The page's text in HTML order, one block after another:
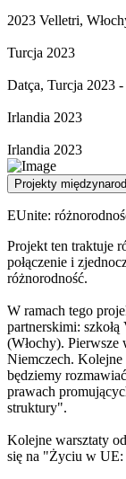
2023 Velletri,
Turcja 2023
Datça, Turcja 2023
Irlandia 2023
Irlandia 2023
Projekty
EUnite:
Projekt ten traktuje
połączenie i
różnorodność.
W ramach tego
partnerskimi:
(Włochy). Pierwsze
Niemczech. Kolejne
będziemy
prawach
struktury".
Kolejne warsztaty
się na "Życiu w UE: